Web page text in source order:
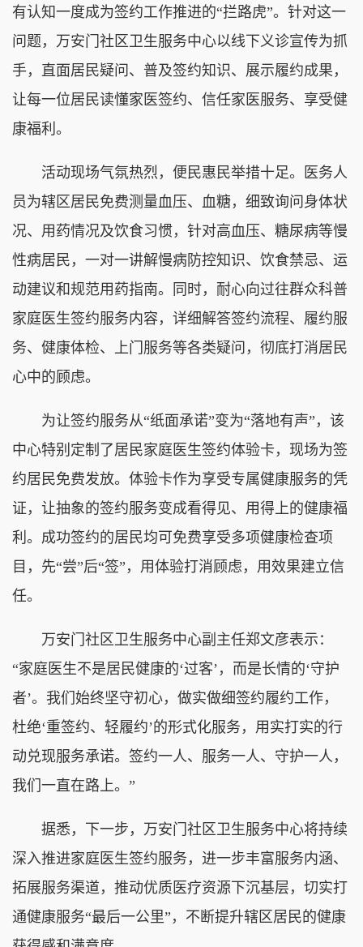
有认知一度成为签约工作推进的“拦路虎”。针对这一
问题，万安门社区卫生服务中心以线下义诊宣传为抓
手，直面居民疑问、普及签约知识、展示履约成果，
让每一位居民读懂家医签约、信任家医服务、享受健
康福利。
活动现场气氛热烈，便民惠民举措十足。医务人
员为辖区居民免费测量血压、血糖，细致询问身体状
况、用药情况及饮食习惯，针对高血压、糖尿病等慢
性病居民，一对一讲解慢病防控知识、饮食禁忌、运
动建议和规范用药指南。同时，耐心向过往群众科普
家庭医生签约服务内容，详细解答签约流程、履约服
务、健康体检、上门服务等各类疑问，彻底打消居民
心中的顾虑。
为让签约服务从“纸面承诺”变为“落地有声”，该
中心特别定制了居民家庭医生签约体验卡，现场为签
约居民免费发放。体验卡作为享受专属健康服务的凭
证，让抽象的签约服务变成看得见、用得上的健康福
利。成功签约的居民均可免费享受多项健康检查项
目，先“尝”后“签”，用体验打消顾虑，用效果建立信
任。
万安门社区卫生服务中心副主任郑文彦表示：
“家庭医生不是居民健康的‘过客’，而是长情的‘守护
者’。我们始终坚守初心，做实做细签约履约工作，
杜绝‘重签约、轻履约’的形式化服务，用实打实的行
动兑现服务承诺。签约一人、服务一人、守护一人，
我们一直在路上。”
据悉，下一步，万安门社区卫生服务中心将持续
深入推进家庭医生签约服务，进一步丰富服务内涵、
拓展服务渠道，推动优质医疗资源下沉基层，切实打
通健康服务“最后一公里”，不断提升辖区居民的健康